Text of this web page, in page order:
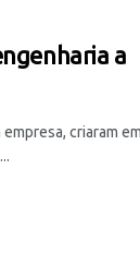
a
criaram em